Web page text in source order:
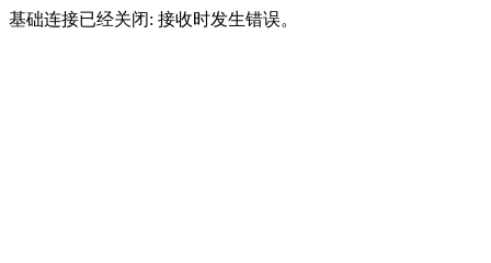
基础连接已经关闭: 接收时发生错误。